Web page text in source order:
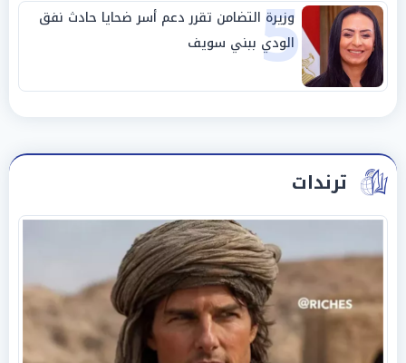
5
وزيرة التضامن تقرر دعم أسر ضحايا حادث نفق
الودي ببني سويف
ترندات